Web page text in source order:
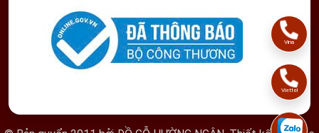
Vina
Viettel